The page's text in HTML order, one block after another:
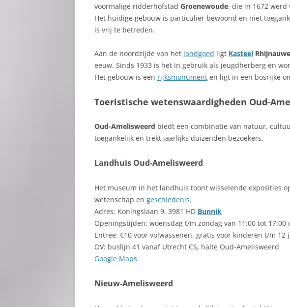
voormalige ridderhofstad Groenewoude, die in 1672 werd
Het huidige gebouw is particulier bewoond en niet
is vrij te betreden.
Aan de noordzijde van het landgoed ligt Kasteel
eeuw. Sinds 1933 is het in gebruik als jeugdherberg en
Het gebouw is een rijksmonument en ligt in een bosrijke
Toeristische wetenswaardigheden Oud-
Oud-Amelisweerd biedt een combinatie van natuur,
toegankelijk en trekt jaarlijks duizenden bezoekers.
Landhuis Oud-Amelisweerd
Het museum in het landhuis toont wisselende exposities
wetenschap en geschiedenis.
Adres: Koningslaan 9, 3981 HD Bunnik
Openingstijden: woensdag t/m zondag van 11:00 tot 17:00
Entree: €10 voor volwassenen, gratis voor kinderen t/m 12
OV: buslijn 41 vanaf Utrecht CS, halte Oud-Amelisweerd
Google Maps
Nieuw-Amelisweerd